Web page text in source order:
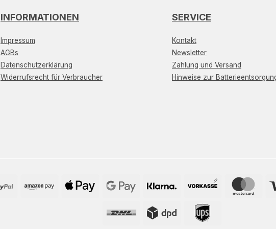
INFORMATIONEN
Impressum
AGBs
Datenschutzerklärung
Widerrufsrecht für Verbraucher
SERVICE
Kontakt
Newsletter
Zahlung und Versand
Hinweise zur